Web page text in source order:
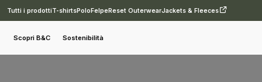
Tutti i prodottiT-shirtsPoloFelpeReset OuterwearJackets & Fleeces
Scopri B&C Sostenibilità